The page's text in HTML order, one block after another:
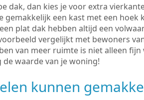
dak, dan kies je voor extra
gemakkelijk een kast met een hoek
plat dak hebben altijd een
vergelijkt met bewoners
van meer ruimte is niet alleen
waarde van je woning!
kunnen